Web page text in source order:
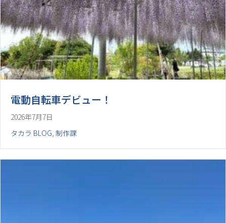
電動自転車デビュー！
2026年7月7日
タカラ BLOG, 制作課